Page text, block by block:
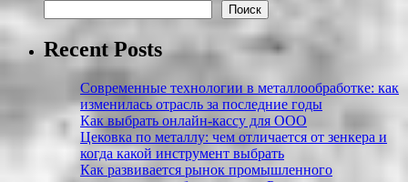
Поиск
Recent Posts
Современные технологии в металлообработке: как
изменилась отрасль за последние годы
Как выбрать онлайн-кассу для ООО
Цековка по металлу: чем отличается от зенкера и
когда какой инструмент выбрать
Как развивается рынок промышленного